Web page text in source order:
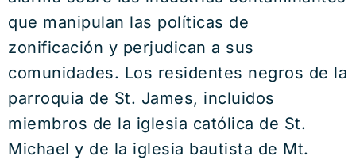
que manipulan las políticas de
zonificación y perjudican a sus
comunidades. Los residentes negros de la
parroquia de St. James, incluidos
miembros de la iglesia católica de St.
Michael y de la iglesia bautista de Mt.